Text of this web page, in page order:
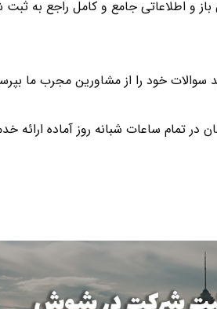
باز و اطلاعاتی جامع و کامل راجع به
سوالات خود را از مشاورین مجرب ما
ساعات شبانه روز آماده ارائه